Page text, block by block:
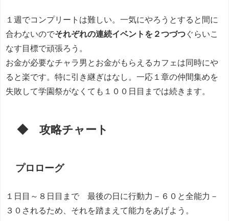
１週でコンプリートは難しい。一気にやろうとすると間に
合わないのでそれぞれの連続イベントを２つづつぐらいこ
なす目標で頑張ろう。
お金が必要なチャラ男とお金がもらえるカフェは同時にや
ると楽です。特に引き継ぎはなし。一応１章の仲間集めを
失敗して学園祭がなくても１００日目までは続きます。
◆ 攻略チャート
プロローグ
１日目～８日目まで 最後の日に行動力－６０と全能力－
３０されるため、それを踏まえて能力をあげよう。